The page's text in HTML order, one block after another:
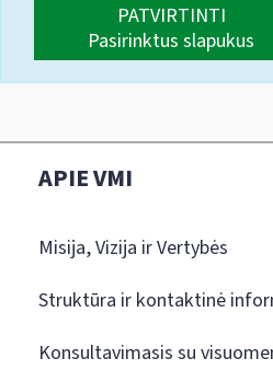
PATVIRTINTI
Pasirinktus slapukus
APIE VMI
Misija, Vizija ir Vertybės
Struktūra ir kontaktinė
Konsultavimasis su